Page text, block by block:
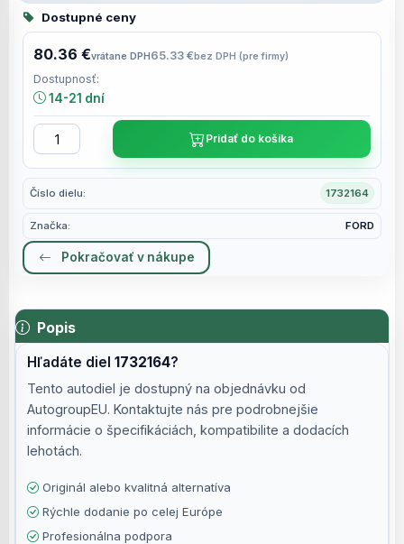
Číslo dielu: 1732164
Značka: FORD
Dostupné ceny
80.36 €vrátane DPH65.33 €bez DPH (pre firmy)
Dostupnosť:
14-21 dní
Pridať do košíka
Pokračovať v nákupe
Popis
Hľadáte diel1732164?
Tento autodiel je dostupný na objednávku od
AutogroupEU. Kontaktujte nás pre podrobnejšie
informácie o špecifikáciách, kompatibilite a dodacích
lehotách.
Originál alebo kvalitná alternatíva
Rýchle dodanie po celej Európe
Profesionálna podpora